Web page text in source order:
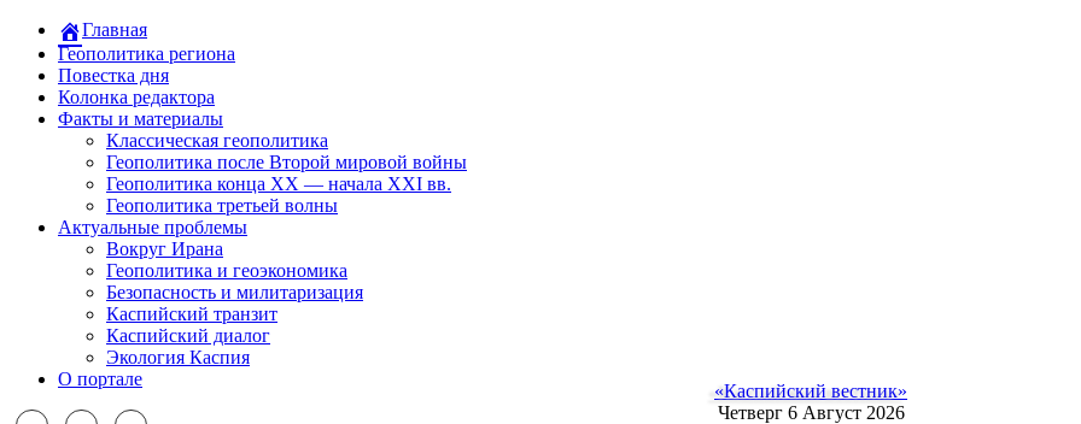
Главная
Геополитика региона
Повестка дня
Колонка редактора
Факты и материалы
Классическая геополитика
Геополитика после Второй мировой войны
Геополитика конца XX — начала XXI вв.
Геополитика третьей волны
Актуальные проблемы
Вокруг Ирана
Геополитика и геоэкономика
Безопасность и милитаризация
Каспийский транзит
Каспийский диалог
Экология Каспия
О портале
«Каспийский вестник»
Четверг 6 Август 2026